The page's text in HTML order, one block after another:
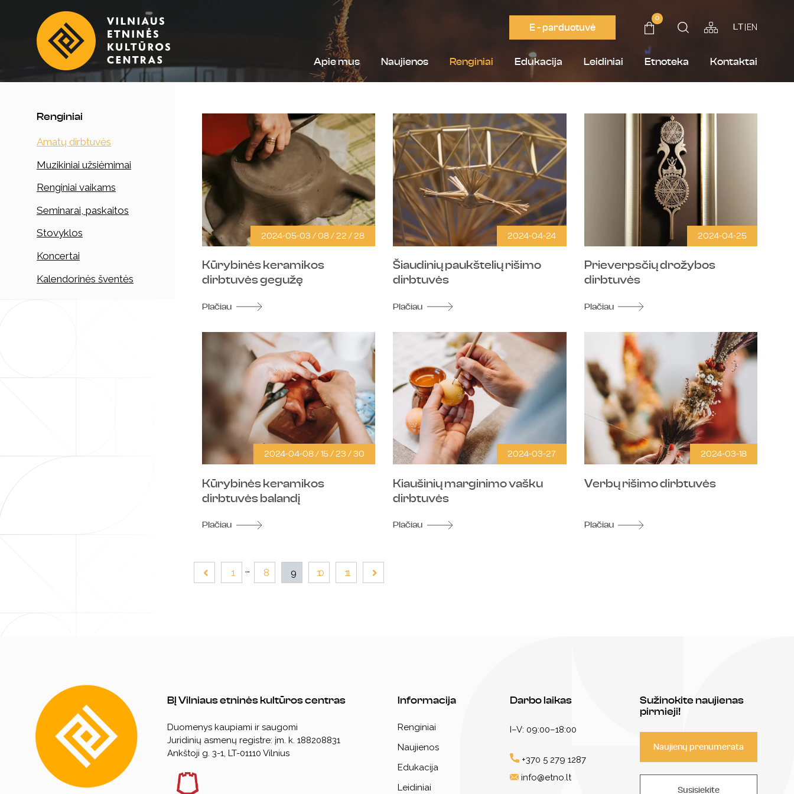
E - parduotuvė
0
LT EN
Apie mus Naujienos Renginiai Edukacija Leidiniai Etnoteka Kontaktai
Renginiai
Amatų dirbtuvės
Muzikiniai užsiėmimai
Renginiai vaikams
Seminarai, paskaitos
Stovyklos
Koncertai
Kalendorinės šventės
2024-05-03 / 08 / 22 / 28
Kūrybinės keramikos
dirbtuvės gegužę
Plačiau
2024-04-24
Šiaudinių paukštelių rišimo
dirbtuvės
Plačiau
2024-04-25
Prieverpsčių drožybos
dirbtuvės
Plačiau
2024-04-08 / 15 / 23 / 30
Kūrybinės keramikos
dirbtuvės balandį
Plačiau
2024-03-27
Kiaušinių marginimo vašku
dirbtuvės
Plačiau
2024-03-18
Verbų rišimo dirbtuvės
Plačiau
1 8 9 10 11
BĮ Vilniaus etninės kultūros centras
Duomenys kaupiami ir saugomi
Juridinių asmenų registre: įm. k. 188208831
Ankštoji g. 3-1, LT-01110 Vilnius
Informacija
Renginiai
Naujienos
Edukacija
Leidiniai
Darbo laikas
I–V: 09:00–18:00
+370 5 279 1287
info@etno.lt
Sužinokite naujienas
pirmieji!
Naujienų prenumerata
Susisiekite